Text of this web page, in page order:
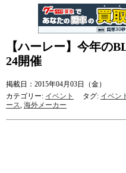
【ハーレー】今年の
24開催
掲載日：2015年04月03日（金）
カテゴリー: イベント タグ: イベン
ース, 海外メーカー